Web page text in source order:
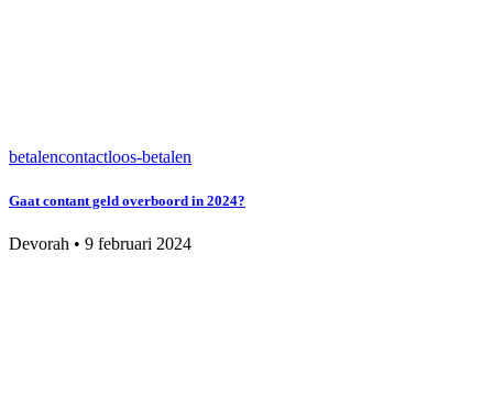
betalencontactloos-betalen
Gaat contant geld overboord in 2024?
Devorah • 9 februari 2024